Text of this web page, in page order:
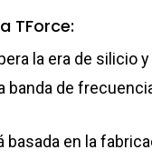
TForce:
la era de silicio
banda de
basada en la